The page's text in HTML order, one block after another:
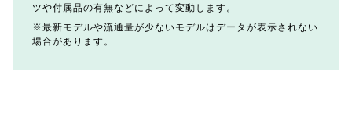
ツや付属品の有無などによって変動します。
最新モデルや流通量が少ないモデルはデータが表示されない
場合があります。